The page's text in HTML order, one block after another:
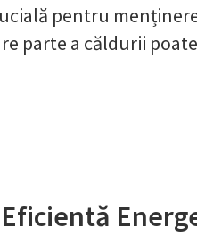
pentru
parte a căldurii